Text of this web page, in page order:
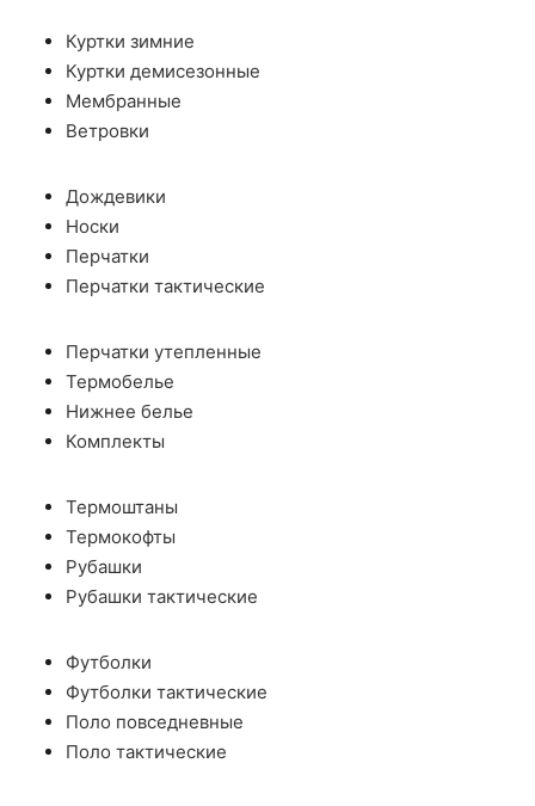
Куртки зимние
Куртки демисезонные
Мембранные
Ветровки
Дождевики
Носки
Перчатки
Перчатки тактические
Перчатки утепленные
Термобелье
Нижнее белье
Комплекты
Термоштаны
Термокофты
Рубашки
Рубашки тактические
Футболки
Футболки тактические
Поло повседневные
Поло тактические